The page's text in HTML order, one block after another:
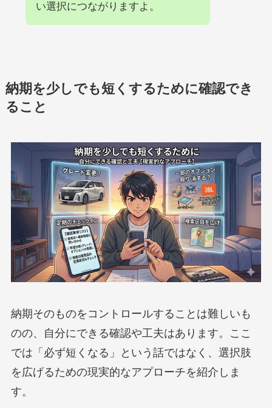
い選択につながりますよ。
納期を少しでも短くするために確認でき
ること
納期そのものをコントロールすることは難しいも
のの、自分にできる確認や工夫はあります。ここ
では「必ず短くなる」という話ではなく、選択肢
を広げるための現実的なアプローチを紹介しま
す。